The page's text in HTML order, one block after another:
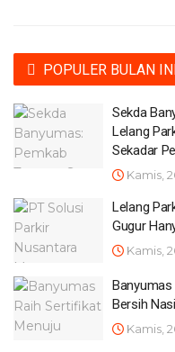
POPULER BULAN
Sekda
Lelang
Sekadar
Kamis,
Lelang
Gugur
Kamis,
Banyumas
Bersih
Kamis,